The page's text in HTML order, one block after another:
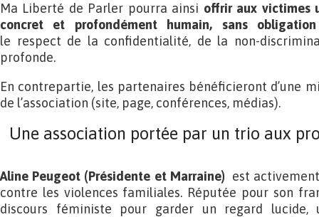
Ma Liberté de Parler pourra ainsi offrir aux victimes
concret et profondément humain, sans
le respect de la confidentialité, de la non-
profonde.
En contrepartie, les partenaires bénéficieront d’une
de l’association (site, page, conférences, médias).
Une association portée par un trio aux
Aline Peugeot (Présidente et Marraine) est
contre les violences familiales. Réputée pour son
discours féministe pour garder un regard